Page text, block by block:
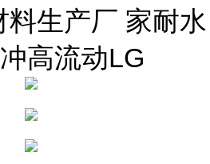
生产厂 家耐水
高流动LG